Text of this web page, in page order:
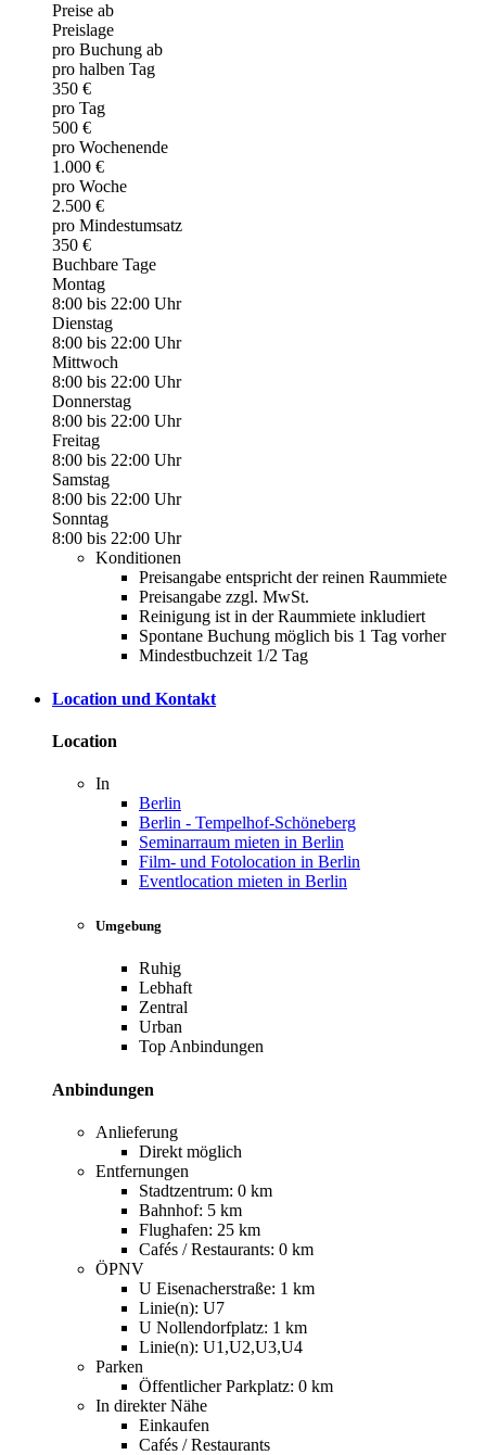
Preise ab
Preislage
pro Buchung ab
pro halben Tag
350 €
pro Tag
500 €
pro Wochenende
1.000 €
pro Woche
2.500 €
pro Mindestumsatz
350 €
Buchbare Tage
Montag
8:00 bis 22:00 Uhr
Dienstag
8:00 bis 22:00 Uhr
Mittwoch
8:00 bis 22:00 Uhr
Donnerstag
8:00 bis 22:00 Uhr
Freitag
8:00 bis 22:00 Uhr
Samstag
8:00 bis 22:00 Uhr
Sonntag
8:00 bis 22:00 Uhr
Konditionen
Preisangabe entspricht der reinen Raummiete
Preisangabe zzgl. MwSt.
Reinigung ist in der Raummiete inkludiert
Spontane Buchung möglich bis 1 Tag vorher
Mindestbuchzeit 1/2 Tag
Location und Kontakt
Location
In
Berlin
Berlin - Tempelhof-Schöneberg
Seminarraum mieten in Berlin
Film- und Fotolocation in Berlin
Eventlocation mieten in Berlin
Umgebung
Ruhig
Lebhaft
Zentral
Urban
Top Anbindungen
Anbindungen
Anlieferung
Direkt möglich
Entfernungen
Stadtzentrum: 0 km
Bahnhof: 5 km
Flughafen: 25 km
Cafés / Restaurants: 0 km
ÖPNV
U Eisenacherstraße: 1 km
Linie(n): U7
U Nollendorfplatz: 1 km
Linie(n): U1,U2,U3,U4
Parken
Öffentlicher Parkplatz: 0 km
In direkter Nähe
Einkaufen
Cafés / Restaurants